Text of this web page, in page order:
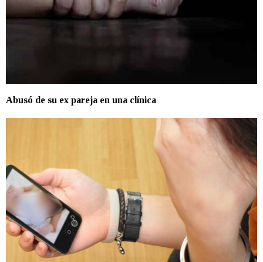
Abusó de su ex pareja en una clínica